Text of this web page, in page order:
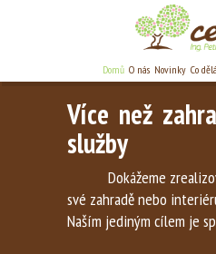
Domů O nás Novinky Co
Více než
služby
Dokážeme
své zahradě nebo
Naším jediným cílem je